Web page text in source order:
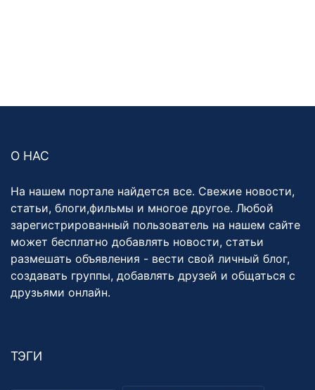
О НАС
На нашем портале найдется все. Свежие новости,
статьи, блоги,фильмы и многое другое. Любой
зарегистрированный пользователь на нашем сайте
может бесплатно добавлять новости, статьи
размешать объявления - вести свой личный блог,
создавать группы, добавлять друзей и общаться с
друзьями онлайн.
ТЭГИ